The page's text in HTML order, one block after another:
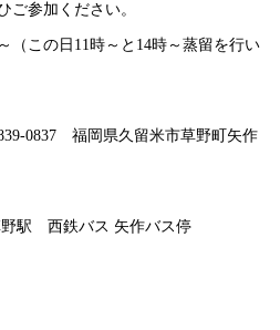
ご参加ください。
（この日11時～と14時～蒸留を行い
0837 福岡県久留米市草野町矢作
駅 西鉄バス 矢作バス停